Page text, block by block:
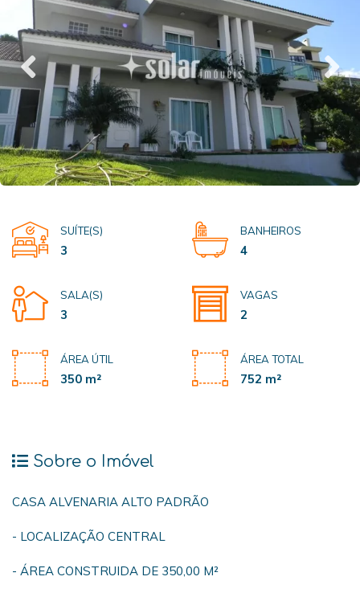
SUÍTE(S)
3
BANHEIROS
4
SALA(S)
3
VAGAS
2
ÁREA ÚTIL
350 m²
ÁREA TOTAL
752 m²
Sobre o Imóvel
CASA ALVENARIA ALTO PADRÃO
- LOCALIZAÇÃO CENTRAL
- ÁREA CONSTRUIDA DE 350,00 M²